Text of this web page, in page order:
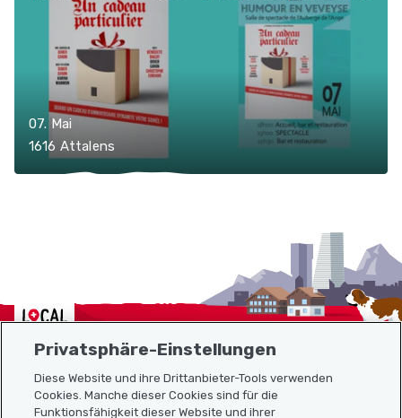
07. Mai
1616 Attalens
Localcities
Sitemap
Privatsphäre-Einstellungen
Diese Website und ihre Drittanbieter-Tools verwenden
Cookies. Manche dieser Cookies sind für die
Funktionsfähigkeit dieser Website und ihrer